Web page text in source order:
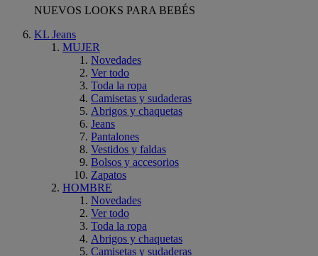
NUEVOS LOOKS PARA BEBÉS
KL Jeans
MUJER
Novedades
Ver todo
Toda la ropa
Camisetas y sudaderas
Abrigos y chaquetas
Jeans
Pantalones
Vestidos y faldas
Bolsos y accesorios
Zapatos
HOMBRE
Novedades
Ver todo
Toda la ropa
Abrigos y chaquetas
Camisetas y sudaderas